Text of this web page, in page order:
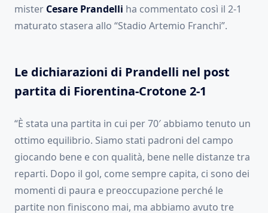
mister Cesare Prandelli ha commentato così il 2-1
maturato stasera allo “Stadio Artemio Franchi”.
Le dichiarazioni di Prandelli nel post
partita di Fiorentina-Crotone 2-1
“È stata una partita in cui per 70′ abbiamo tenuto un
ottimo equilibrio. Siamo stati padroni del campo
giocando bene e con qualità, bene nelle distanze tra
reparti. Dopo il gol, come sempre capita, ci sono dei
momenti di paura e preoccupazione perché le
partite non finiscono mai, ma abbiamo avuto tre